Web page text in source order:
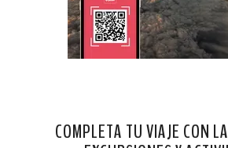
COMPLETA TU VIAJE CON